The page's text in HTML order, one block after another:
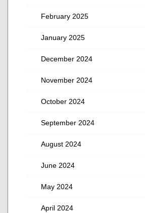
February 2025
January 2025
December 2024
November 2024
October 2024
September 2024
August 2024
June 2024
May 2024
April 2024